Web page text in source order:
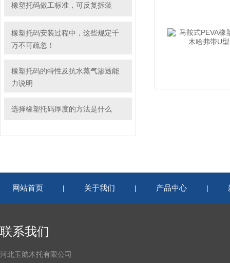
橡塑托码做工标准，可反复拆装
橡塑托码安装过程中，这些规定千
万不可疏忽！
橡塑托码的特性及抗水蒸气渗透能
力说明
选择橡塑托码厚度的方法是什么
网站首页 | 关于我们 | 产品中心 |
联系我们
河北玉航木托有限公司